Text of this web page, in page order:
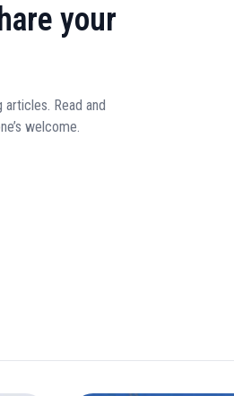
your
Read and
welcome.